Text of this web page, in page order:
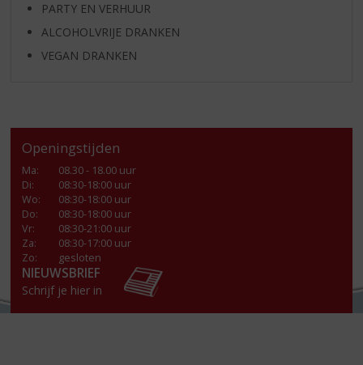
PARTY EN VERHUUR
ALCOHOLVRIJE DRANKEN
VEGAN DRANKEN
Openingstijden
Ma:
08.30 - 18.00 uur
Di:
08:30-18:00 uur
Wo:
08:30-18:00 uur
Do:
08:30-18:00 uur
Vr:
08:30-21:00 uur
Za:
08:30-17:00 uur
Zo:
gesloten
NIEUWSBRIEF
Schrijf je hier in